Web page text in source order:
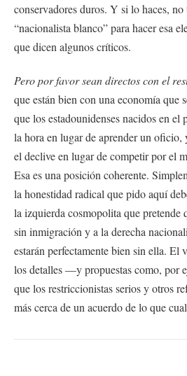
conservadores duros. Y si lo haces, no
“nacionalista blanco” para hacer esa
que dicen algunos críticos.
Pero por favor sean directos con el
que están bien con una economía que
que los estadounidenses nacidos en el
la hora en lugar de aprender un oficio,
el declive en lugar de competir por el
Esa es una posición coherente.
la honestidad radical que pido aquí
la izquierda cosmopolita que pretende
sin inmigración y a la derecha
estarán perfectamente bien sin ella. El
los detalles —y propuestas como, por
que los restriccionistas serios y otros
más cerca de un acuerdo de lo que